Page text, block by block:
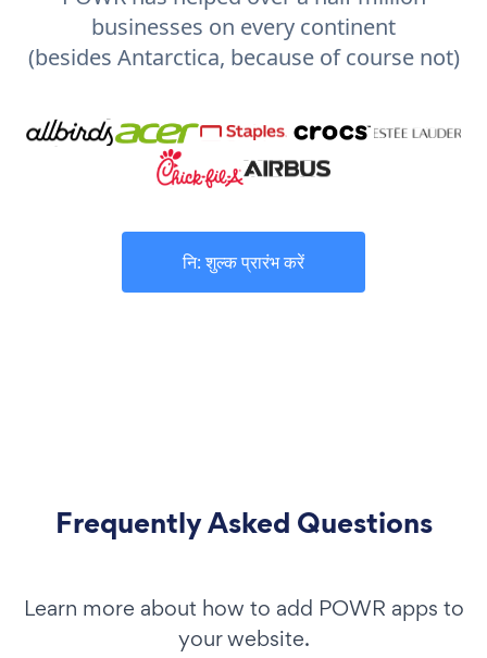
businesses on every continent
(besides Antarctica, because of course not)
नि: शुल्क प्रारंभ करें
Frequently Asked Questions
Learn more about how to add POWR apps to
your website.